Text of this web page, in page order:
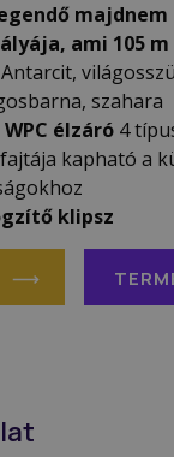
majdnem
ami 105 m
szahara
WPC élzáró4
kapható a
klipsz